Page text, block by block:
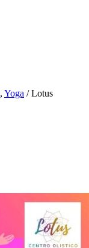
, Yoga / Lotus